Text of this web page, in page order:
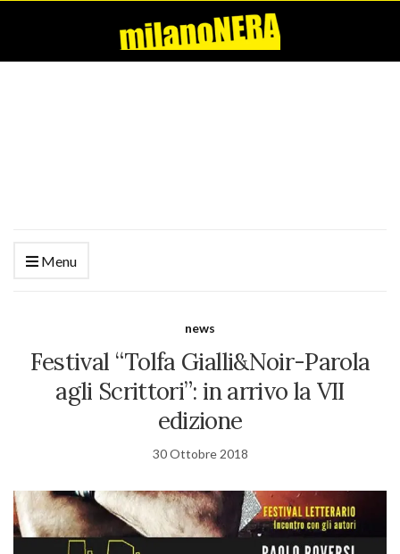
Menu
news
Festival “Tolfa Gialli&Noir-Parola
agli Scrittori”: in arrivo la VII
edizione
30 Ottobre 2018